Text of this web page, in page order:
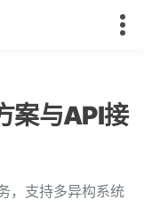
案与API接
，支持多异构系统